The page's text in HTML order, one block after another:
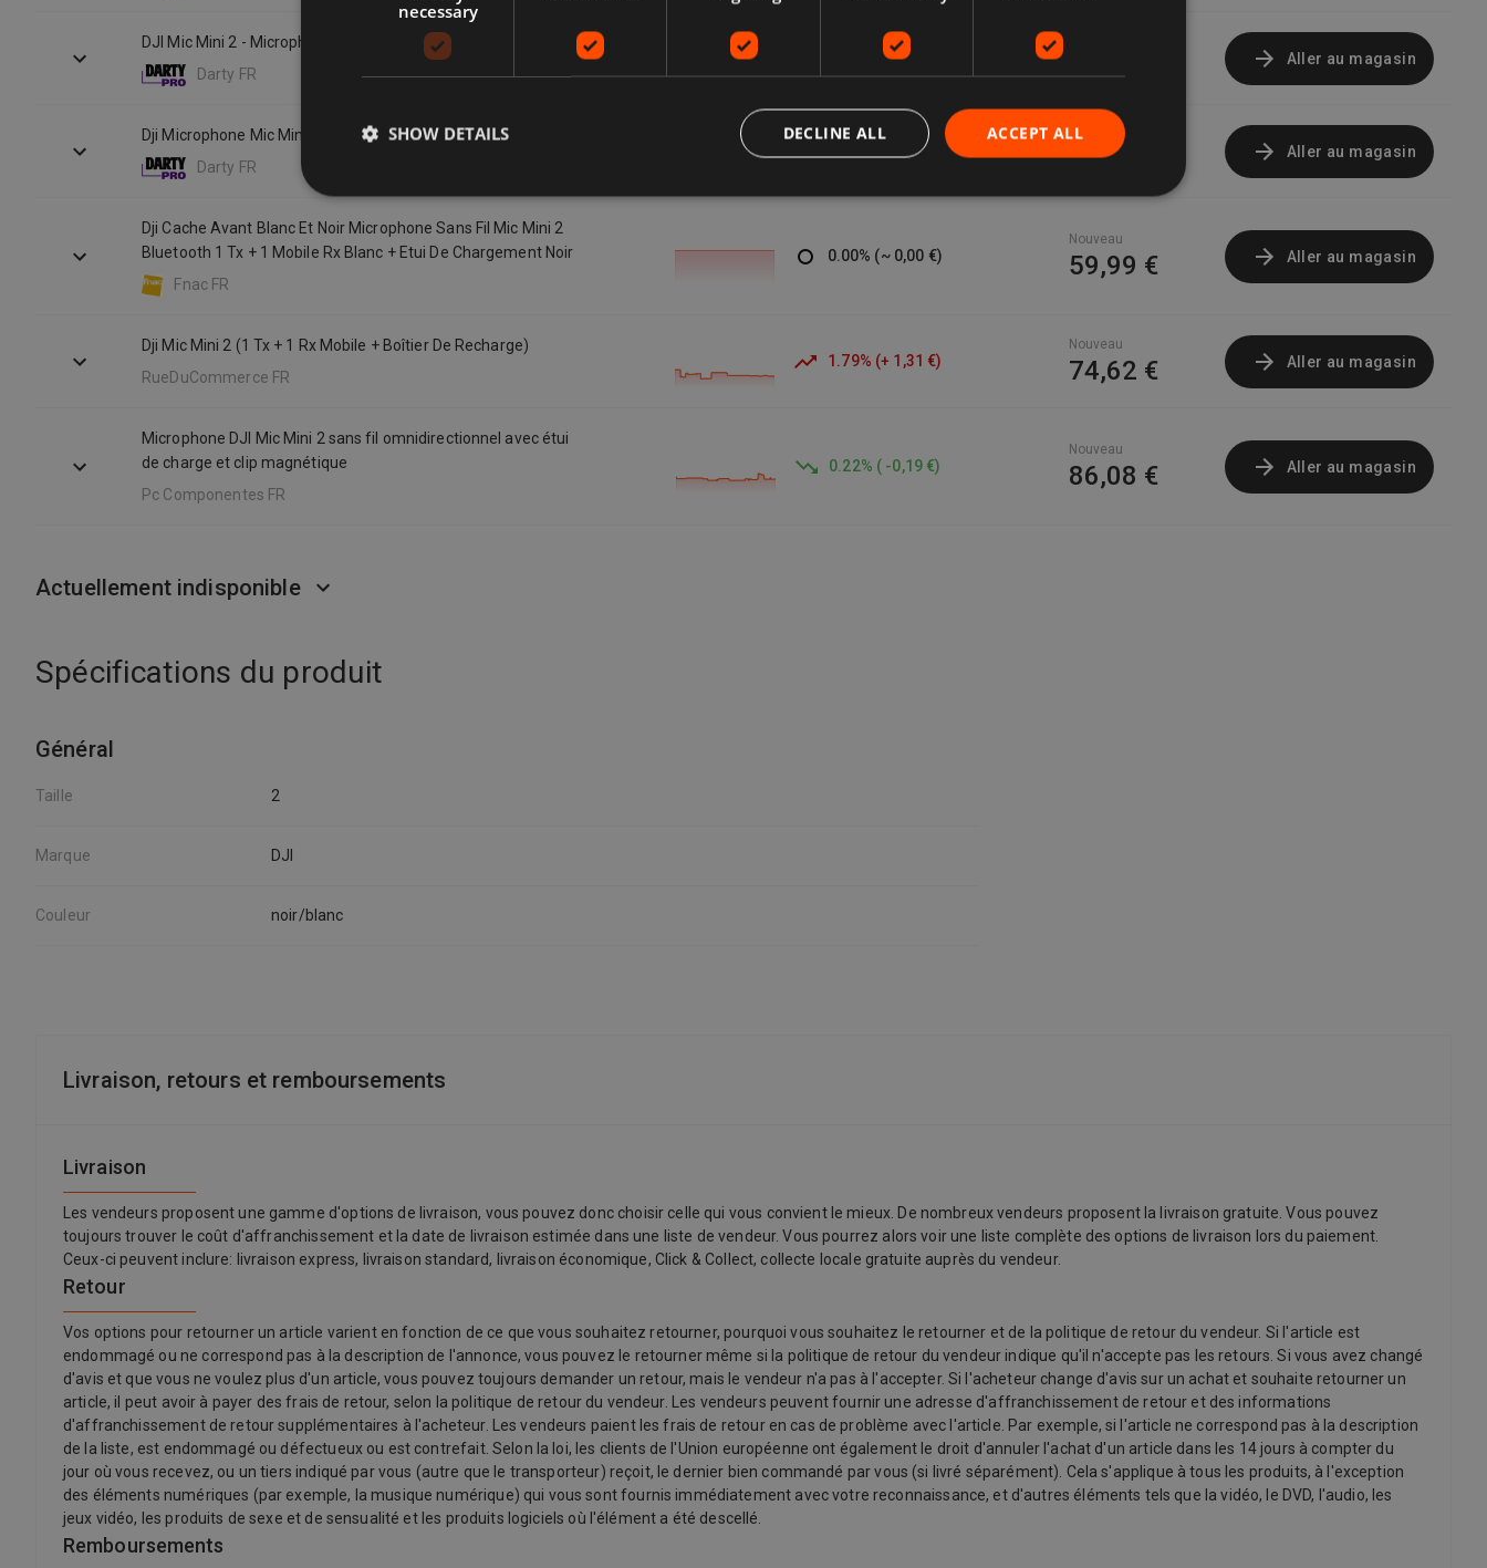
DJI Mic Mini 2 - Microphone sans fil
Darty FR
~0,00 € 59,99 € Aller au magasin
Dji Microphone Mic Mini 2 (1 Tx + 1 Mobile Rx + Charging Case)
Darty FR
0,00 €
Nouveau
59,99 € Aller au magasin
Dji Cache Avant Blanc Et Noir Microphone Sans Fil Mic Mini 2
Bluetooth 1 Tx + 1 Mobile Rx Blanc + Etui De Chargement Noir
Fnac FR
0.00% (~ 0,00 €)
Nouveau
59,99 € Aller au magasin
Dji Mic Mini 2 (1 Tx + 1 Rx Mobile + Boîtier De Recharge)
RueDuCommerce FR
1.79% (+ 1,31 €)
Nouveau
74,62 € Aller au magasin
Microphone DJI Mic Mini 2 sans fil omnidirectionnel avec étui
de charge et clip magnétique
Pc Componentes FR
0.22% ( -0,19 €)
Nouveau
86,08 € Aller au magasin
Actuellement indisponible
Spécifications du produit
Général
Taille 2
Marque DJI
Couleur noir/blanc
Livraison, retours et remboursements
Livraison
Les vendeurs proposent une gamme d'options de livraison, vous pouvez donc choisir celle qui vous convient le mieux. De nombreux vendeurs proposent la livraison gratuite. Vous pouvez
toujours trouver le coût d'affranchissement et la date de livraison estimée dans une liste de vendeur. Vous pourrez alors voir une liste complète des options de livraison lors du paiement.
Ceux-ci peuvent inclure: livraison express, livraison standard, livraison économique, Click & Collect, collecte locale gratuite auprès du vendeur.
Retour
Vos options pour retourner un article varient en fonction de ce que vous souhaitez retourner, pourquoi vous souhaitez le retourner et de la politique de retour du vendeur. Si l'article est
endommagé ou ne correspond pas à la description de l'annonce, vous pouvez le retourner même si la politique de retour du vendeur indique qu'il n'accepte pas les retours. Si vous avez changé
d'avis et que vous ne voulez plus d'un article, vous pouvez toujours demander un retour, mais le vendeur n'a pas à l'accepter. Si l'acheteur change d'avis sur un achat et souhaite retourner un
article, il peut avoir à payer des frais de retour, selon la politique de retour du vendeur. Les vendeurs peuvent fournir une adresse d'affranchissement de retour et des informations
d'affranchissement de retour supplémentaires à l'acheteur. Les vendeurs paient les frais de retour en cas de problème avec l'article. Par exemple, si l'article ne correspond pas à la description
de la liste, est endommagé ou défectueux ou est contrefait. Selon la loi, les clients de l'Union européenne ont également le droit d'annuler l'achat d'un article dans les 14 jours à compter du
jour où vous recevez, ou un tiers indiqué par vous (autre que le transporteur) reçoit, le dernier bien commandé par vous (si livré séparément). Cela s'applique à tous les produits, à l'exception
des éléments numériques (par exemple, la musique numérique) qui vous sont fournis immédiatement avec votre reconnaissance, et d'autres éléments tels que la vidéo, le DVD, l'audio, les
jeux vidéo, les produits de sexe et de sensualité et les produits logiciels où l'élément a été descellé.
Remboursements
necessary
ACCEPT ALL
DECLINE ALL
SHOW DETAILS